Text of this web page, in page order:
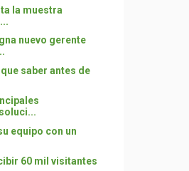
la muestra
nuevo gerente
saber antes de
equipo con un
60 mil visitantes